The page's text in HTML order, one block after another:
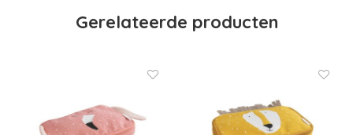
Gerelateerde producten